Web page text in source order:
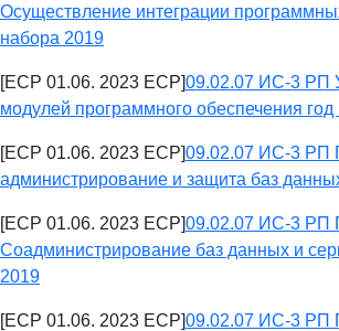
Осуществление интеграции
набора 2019
[ECP 01.06. 2023 ECP]09.02.07 ИС-3 РП
модулей программного обеспечения
[ECP 01.06. 2023 ECP]09.02.07 ИС-3 РП
администрирование и защита баз
[ECP 01.06. 2023 ECP]09.02.07 ИС-3 РП
Соадминистрирование баз данных и
2019
[ECP 01.06. 2023 ECP]09.02.07 ИС-3 РП